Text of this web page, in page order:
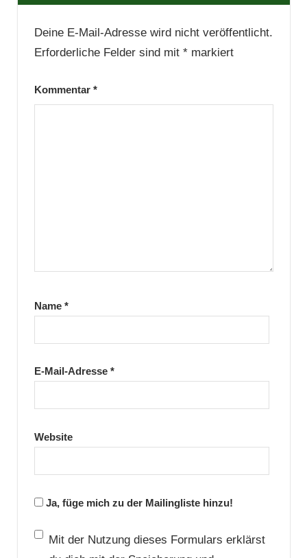
Deine E-Mail-Adresse wird nicht veröffentlicht.
Erforderliche Felder sind mit *markiert
Kommentar *
Name *
E-Mail-Adresse *
Website
Ja, füge mich zu der Mailingliste hinzu!
Mit der Nutzung dieses Formulars erklärst